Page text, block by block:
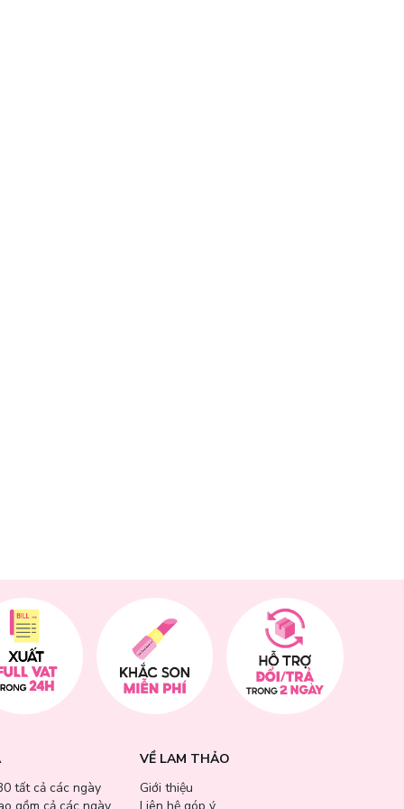
Isopropyl
Seed Oil,
Ferment,
20,
Acid,
Acetylated
tất cả các ngày
VỀ LAM THẢO
Giới thiệu